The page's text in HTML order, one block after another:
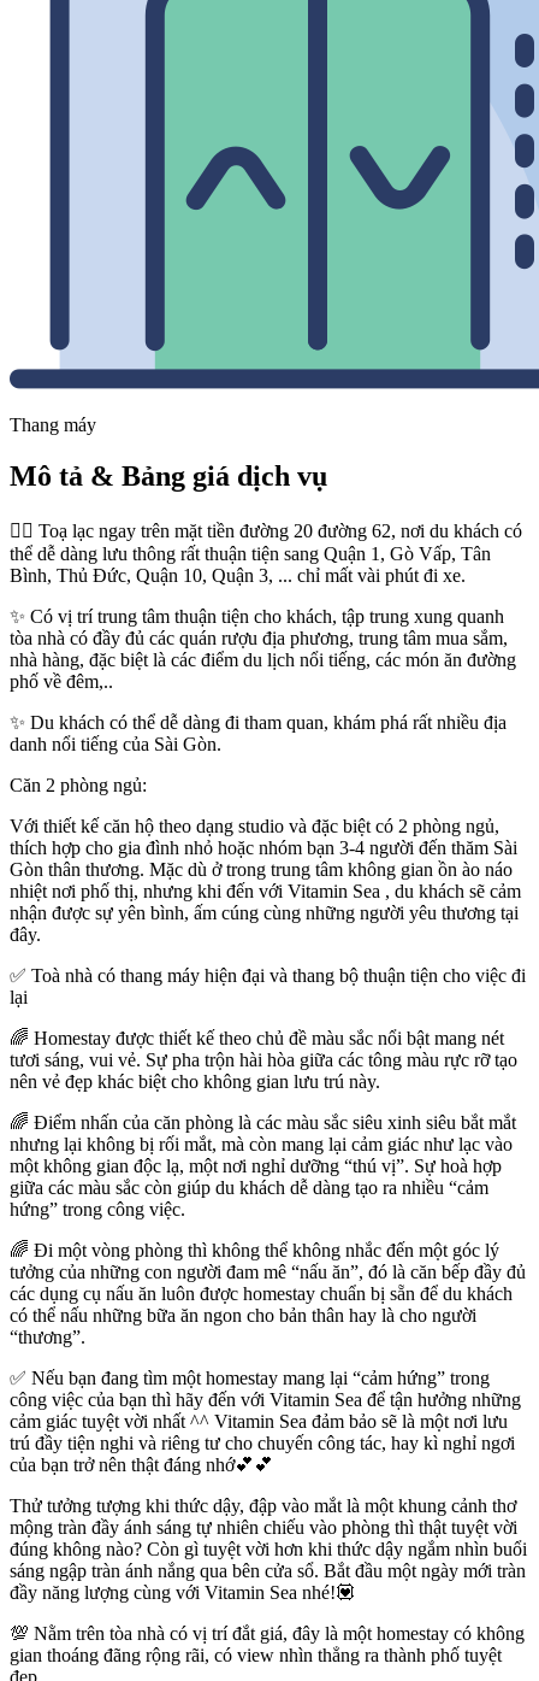
Thang máy
Mô tả & Bảng giá dịch vụ
👉🏻 Toạ lạc ngay trên mặt tiền đường 20 đường 62, nơi du khách có
thể dễ dàng lưu thông rất thuận tiện sang Quận 1, Gò Vấp, Tân
Bình, Thủ Đức, Quận 10, Quận 3, ... chỉ mất vài phút đi xe.
✨ Có vị trí trung tâm thuận tiện cho khách, tập trung xung quanh
tòa nhà có đầy đủ các quán rượu địa phương, trung tâm mua sắm,
nhà hàng, đặc biệt là các điểm du lịch nổi tiếng, các món ăn đường
phố về đêm,..
✨ Du khách có thể dễ dàng đi tham quan, khám phá rất nhiều địa
danh nổi tiếng của Sài Gòn.
Căn 2 phòng ngủ:
Với thiết kế căn hộ theo dạng studio và đặc biệt có 2 phòng ngủ,
thích hợp cho gia đình nhỏ hoặc nhóm bạn 3-4 người đến thăm Sài
Gòn thân thương. Mặc dù ở trong trung tâm không gian ồn ào náo
nhiệt nơi phố thị, nhưng khi đến với Vitamin Sea , du khách sẽ cảm
nhận được sự yên bình, ấm cúng cùng những người yêu thương tại
đây.
✅ Toà nhà có thang máy hiện đại và thang bộ thuận tiện cho việc đi
lại
🌈 Homestay được thiết kế theo chủ đề màu sắc nổi bật mang nét
tươi sáng, vui vẻ. Sự pha trộn hài hòa giữa các tông màu rực rỡ tạo
nên vẻ đẹp khác biệt cho không gian lưu trú này.
🌈 Điểm nhấn của căn phòng là các màu sắc siêu xinh siêu bắt mắt
nhưng lại không bị rối mắt, mà còn mang lại cảm giác như lạc vào
một không gian độc lạ, một nơi nghỉ dưỡng “thú vị”. Sự hoà hợp
giữa các màu sắc còn giúp du khách dễ dàng tạo ra nhiều “cảm
hứng” trong công việc.
🌈 Đi một vòng phòng thì không thể không nhắc đến một góc lý
tưởng của những con người đam mê “nấu ăn”, đó là căn bếp đầy đủ
các dụng cụ nấu ăn luôn được homestay chuẩn bị sẵn để du khách
có thể nấu những bữa ăn ngon cho bản thân hay là cho người
“thương”.
✅ Nếu bạn đang tìm một homestay mang lại “cảm hứng” trong
công việc của bạn thì hãy đến với Vitamin Sea để tận hưởng những
cảm giác tuyệt vời nhất ^^ Vitamin Sea đảm bảo sẽ là một nơi lưu
trú đầy tiện nghi và riêng tư cho chuyến công tác, hay kì nghỉ ngơi
của bạn trở nên thật đáng nhớ💕💕
Thử tưởng tượng khi thức dậy, đập vào mắt là một khung cảnh thơ
mộng tràn đầy ánh sáng tự nhiên chiếu vào phòng thì thật tuyệt vời
đúng không nào? Còn gì tuyệt vời hơn khi thức dậy ngắm nhìn buổi
sáng ngập tràn ánh nắng qua bên cửa sổ. Bắt đầu một ngày mới tràn
đầy năng lượng cùng với Vitamin Sea nhé!💟
💯 Nằm trên tòa nhà có vị trí đắt giá, đây là một homestay có không
gian thoáng đãng rộng rãi, có view nhìn thẳng ra thành phố tuyệt
đẹp.